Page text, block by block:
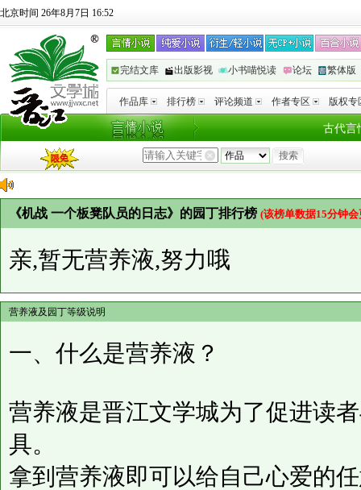
北京时间 26年8月7日 16:52
完结文库 出版影视 小书喵悦读 论坛 繁体版
作品库 排行榜 评论频道 作者专区 版权专
古代言
《机战 一个板凳队员的日志》的园丁排行榜 (该榜单数据15分钟
亲,暂无营养液,努力哦
营养液及园丁等级说明
一、什么是营养液？
营养液是晋江文学城为了促进读
具。
拿到营养液即可以给自己心爱的